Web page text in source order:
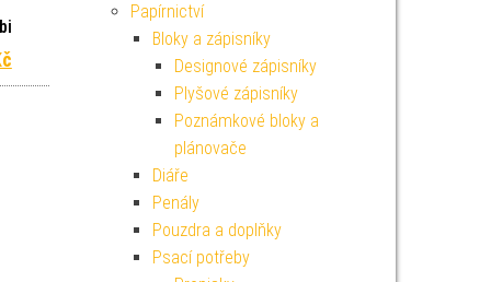
cena byla: 2 199 Kč.
Aktuální cena je: 1 979 Kč.
Papírnictví
Bloky a zápisníky
Designové zápisníky
Plyšové zápisníky
Poznámkové bloky a
plánovače
Diáře
Penály
Pouzdra a doplňky
Psací potřeby